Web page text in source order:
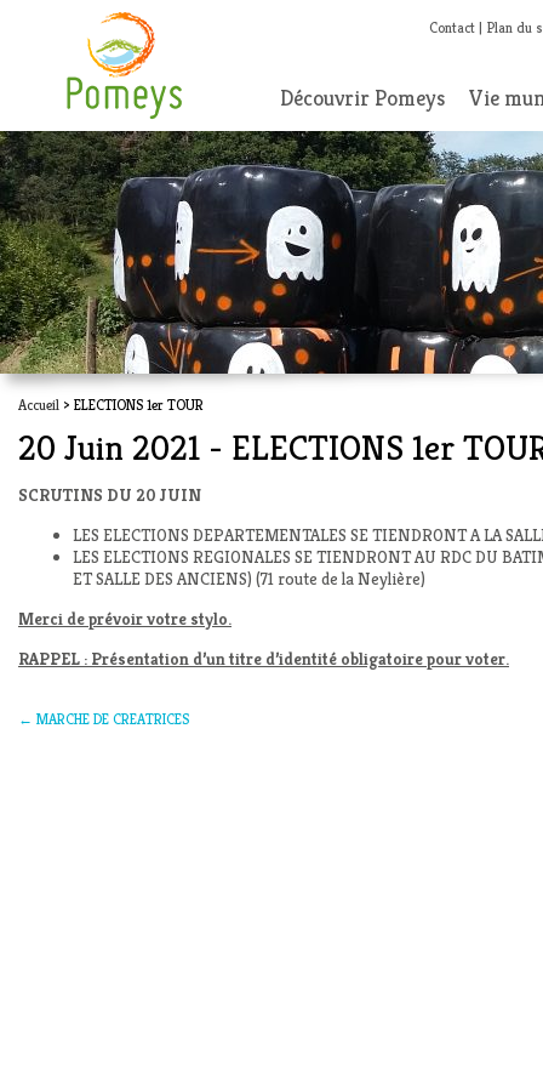
Contact Plan du
Découvrir Pomeys Vie
Accueil > ELECTIONS 1er TOUR
20 Juin 2021 - ELECTIONS 1er
SCRUTINS DU 20 JUIN
LES ELECTIONS DEPARTEMENTALES SE TIENDRONT A LA
LES ELECTIONS REGIONALES SE TIENDRONT AU RDC DU
ET SALLE DES ANCIENS) (71 route de la Neylière)
Merci de prévoir votre stylo.
RAPPEL : Présentation d’un titre d’identité obligatoire pour voter.
← MARCHE DE CREATRICES